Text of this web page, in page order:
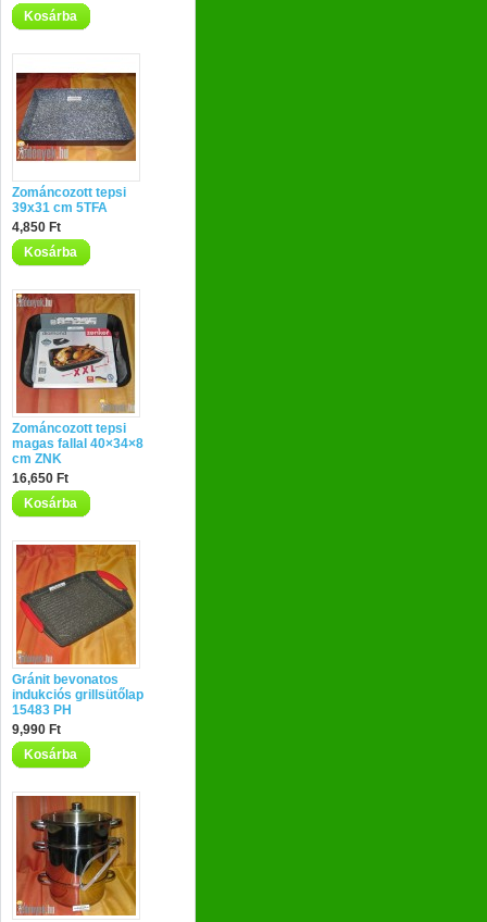
Kosárba
Zománcozott tepsi
39x31 cm 5TFA
4,850 Ft
Kosárba
Zománcozott tepsi
magas fallal 40×34×8
cm ZNK
16,650 Ft
Kosárba
Gránit bevonatos
indukciós grillsütőlap
15483 PH
9,990 Ft
Kosárba